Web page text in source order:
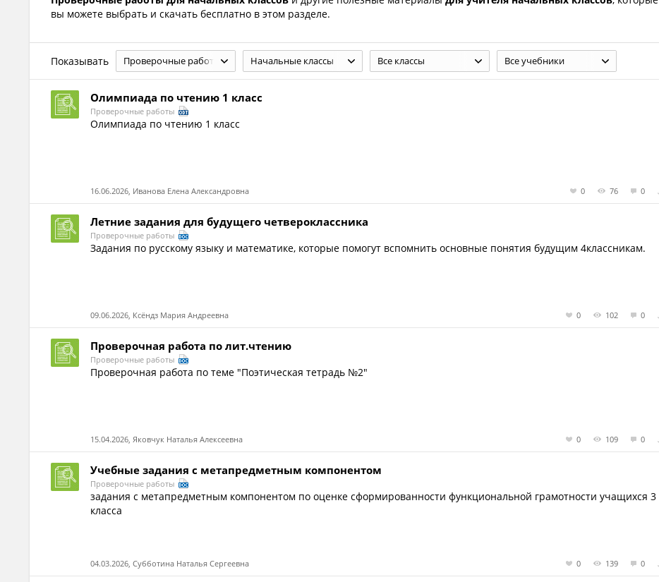
вы можете выбрать и скачать бесплатно в этом разделе.
Показывать Проверочные работы Начальные классы Все классы Все учебники
Олимпиада по чтению 1 класс
Проверочные работы
Олимпиада по чтению 1 класс
16.06.2026, Иванова Елена Александровна 0 76 0
Летние задания для будущего четвероклассника
Проверочные работы
Задания по русскому языку и математике, которые помогут вспомнить основные понятия будущим 4классникам.
09.06.2026, Ксёндз Мария Андреевна 0 102 0
Проверочная работа по лит.чтению
Проверочные работы
Проверочная работа по теме "Поэтическая тетрадь №2"
15.04.2026, Яковчук Наталья Алексеевна 0 109 0
Учебные задания с метапредметным компонентом
Проверочные работы
задания с метапредметным компонентом по оценке сформированности функциональной грамотности учащихся 3
класса
04.03.2026, Субботина Наталья Сергеевна 0 139 0